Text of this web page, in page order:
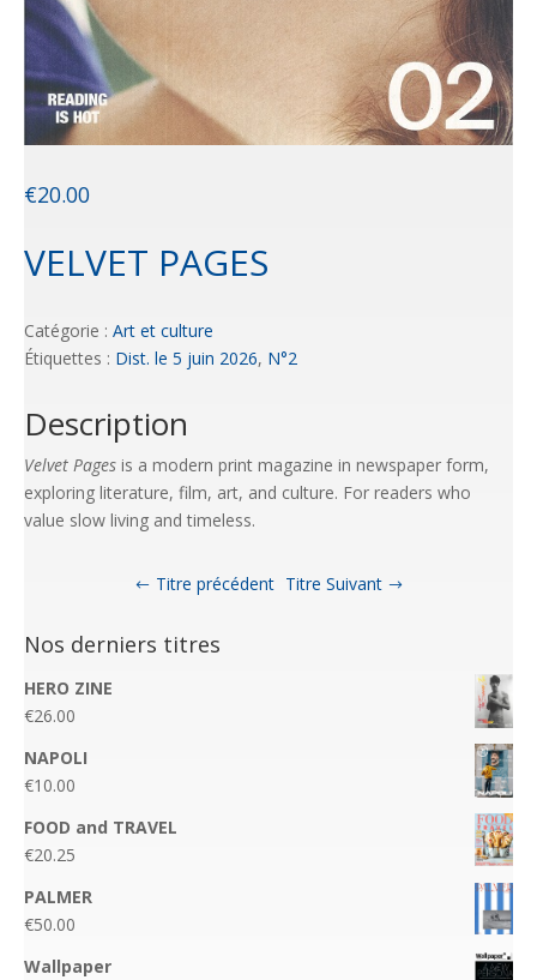
€20.00
VELVET PAGES
Catégorie : Art et culture
Étiquettes : Dist. le 5 juin 2026, N°2
Description
Velvet Pages is a modern print magazine in newspaper form,
exploring literature, film, art, and culture. For readers who
value slow living and timeless.
Titre précédent Titre Suivant
Nos derniers titres
HERO ZINE
€26.00
NAPOLI
€10.00
FOOD and TRAVEL
€20.25
PALMER
€50.00
Wallpaper